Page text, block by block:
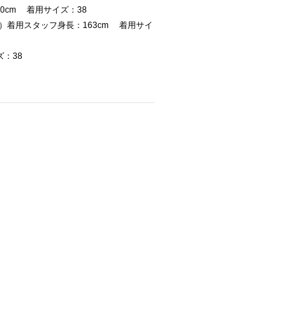
着用サイズ：38
着用スタッフ身長：163cm 着用サイ
：38